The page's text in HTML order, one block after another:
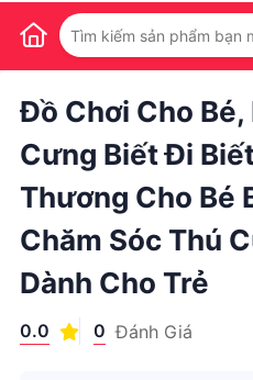
1 / 1
Đồ Chơi Cho
Cưng Biết Đi
Thương Cho Bé
Chăm Sóc Thú
Dành Cho Trẻ
0.0 0 Đánh Giá